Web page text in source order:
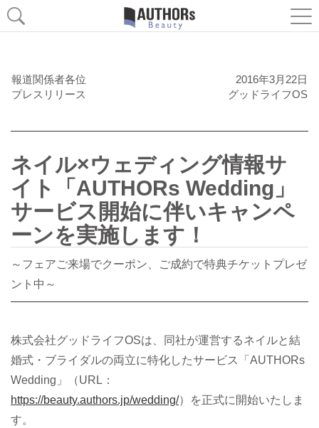
報道関係者各位
プレスリリース
2016年3月22日
グッドライフOS
ネイル×ウェディング情報サ
イト「AUTHORs Wedding」
サービス開始に伴いキャンペ
ーンを実施します！
～フェアご来場でクーポン、ご成約で特典チケットプレゼ
ント中～
株式会社グッドライフOSは、同社が運営するネイルと結
婚式・ブライダルの両立に特化したサービス「AUTHORs
Wedding」（URL：
https://beauty.authors.jp/wedding/）を正式に開始いたしま
す。